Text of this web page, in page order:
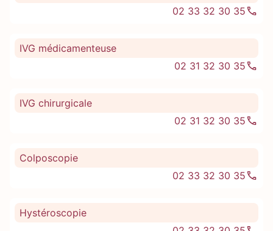
02 33 32 30 35
IVG médicamenteuse
02 31 32 30 35
IVG chirurgicale
02 31 32 30 35
Colposcopie
02 33 32 30 35
Hystéroscopie